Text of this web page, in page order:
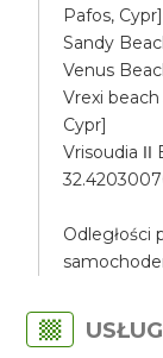
Pafos, Cypr]
Sandy
Venus
Vrexi
Cypr]
Vrisoudia
Odległości